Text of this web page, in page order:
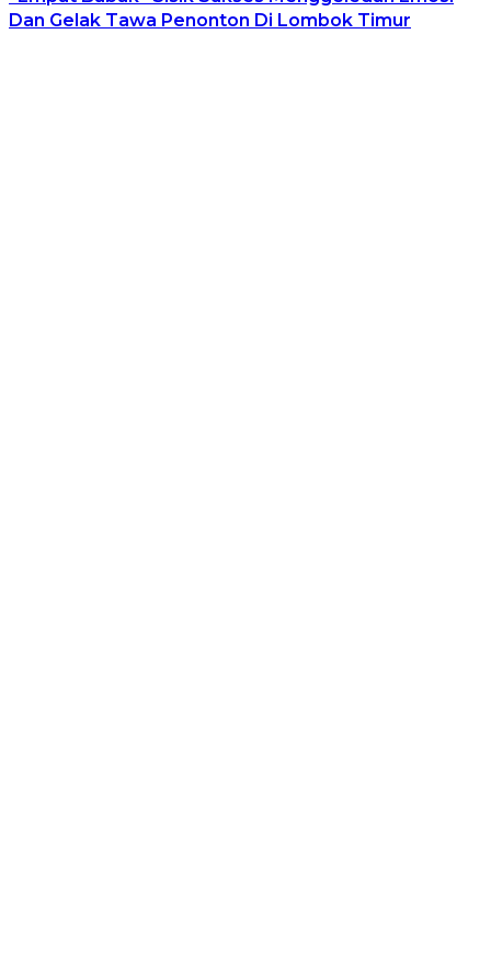
Dan Gelak Tawa Penonton Di Lombok Timur